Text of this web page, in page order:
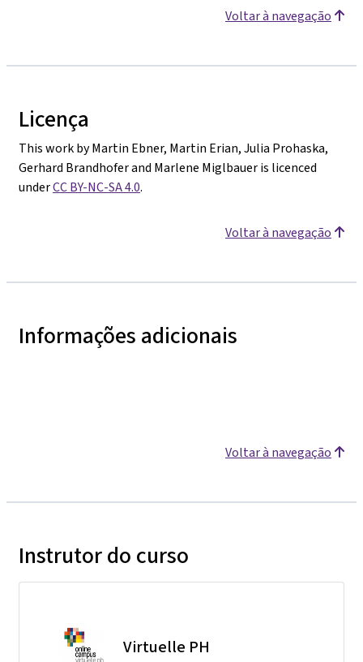
Voltar à navegação
Licença
This work by Martin Ebner, Martin Erian, Julia Prohaska,
Gerhard Brandhofer and Marlene Miglbauer is licenced
underCC BY-NC-SA 4.0.
Voltar à navegação
Informações adicionais
Voltar à navegação
Instrutor do curso
Virtuelle PH